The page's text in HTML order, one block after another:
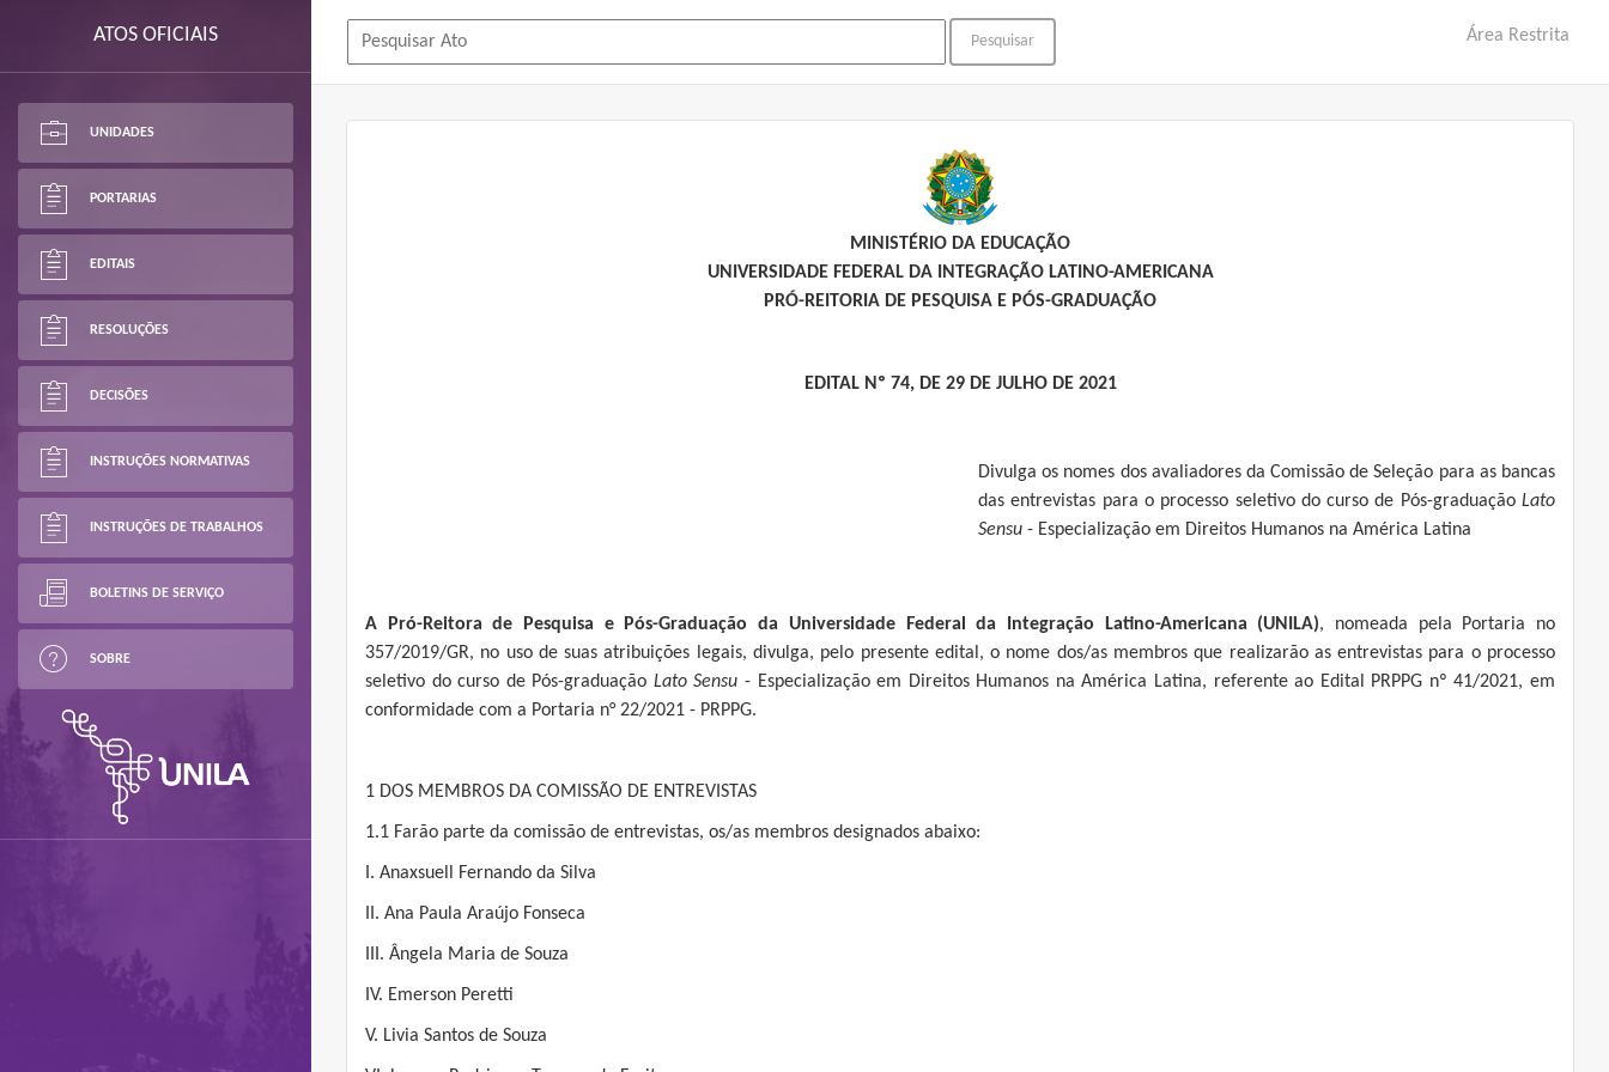
ATOS OFICIAIS
UNIDADES
PORTARIAS
EDITAIS
RESOLUÇÕES
DECISÕES
INSTRUÇÕES NORMATIVAS
INSTRUÇÕES DE TRABALHOS
BOLETINS DE SERVIÇO
SOBRE
Área Restrita
MINISTÉRIO DA EDUCAÇÃO
UNIVERSIDADE FEDERAL DA INTEGRAÇÃO LATINO-AMERICANA
PRÓ-REITORIA DE PESQUISA E PÓS-GRADUAÇÃO
EDITAL Nº 74, DE 29 DE JULHO DE 2021
Divulga os nomes dos avaliadores da Comissão de Seleção para as bancas
das entrevistas para o processo seletivo do curso de Pós-graduação Lato
Sensu - Especialização em Direitos Humanos na América Latina
A Pró-Reitora de Pesquisa e Pós-Graduação da Universidade Federal da Integração Latino-Americana (UNILA), nomeada pela Portaria no
357/2019/GR, no uso de suas atribuições legais, divulga, pelo presente edital, o nome dos/as membros que realizarão as entrevistas para o processo
seletivo do curso de Pós-graduação Lato Sensu - Especialização em Direitos Humanos na América Latina, referente ao Edital PRPPG nº 41/2021, em
conformidade com a Portaria n° 22/2021 - PRPPG.
1 DOS MEMBROS DA COMISSÃO DE ENTREVISTAS
1.1 Farão parte da comissão de entrevistas, os/as membros designados abaixo:
I. Anaxsuell Fernando da Silva
II. Ana Paula Araújo Fonseca
III. Ângela Maria de Souza
IV. Emerson Peretti
V. Livia Santos de Souza